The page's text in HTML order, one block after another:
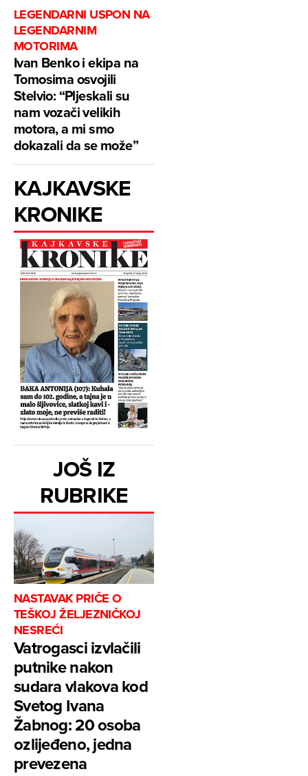
LEGENDARNI USPON NA
LEGENDARNIM
MOTORIMA
Ivan Benko i ekipa na
Tomosima osvojili
Stelvio: “Pljeskali su
nam vozači velikih
motora, a mi smo
dokazali da se može”
KAJKAVSKE
KRONIKE
JOŠ IZ
RUBRIKE
NASTAVAK PRIČE O
TEŠKOJ ŽELJEZNIČKOJ
NESREĆI
Vatrogasci izvlačili
putnike nakon
sudara vlakova kod
Svetog Ivana
Žabnog: 20 osoba
ozlijeđeno, jedna
prevezena